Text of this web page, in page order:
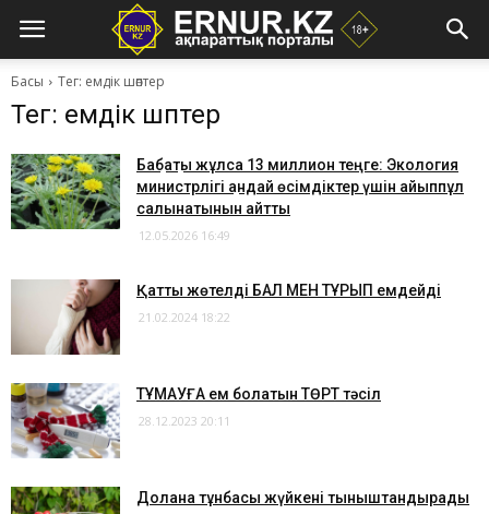
Басы Тег: емдік шөптер
Тег: емдік шөптер
Бақбақты жұлса 13 миллион теңге: Экология
министрлігі қандай өсімдіктер үшін айыппұл
салынатынын айтты
12.05.2026 16:49
​Қатты жөтелді БАЛ МЕН ТҰРЫП емдейді
21.02.2024 18:22
​ТҰМАУҒА ем болатын ТӨРТ тәсіл
28.12.2023 20:11
​Долана тұнбасы жүйкені тыныштандырады